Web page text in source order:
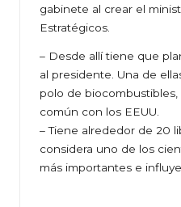
gabinete al crear el
Estratégicos.
– Desde allí tiene que
al presidente. Una de
polo de
común con los EEUU.
– Tiene alrededor de 20
considera uno de los
más importantes e